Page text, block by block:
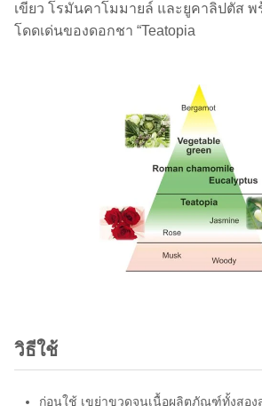
เขียว โรมันคาโมมายล์ และยูคาลิปตัส
โดดเด่นของดอกชา “Teatopia
วิธีใช้
ก่อนใช้ เขย่าขวดจนเนื้อผลิตภัณฑ์ทั้งสอ